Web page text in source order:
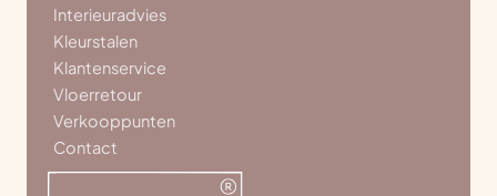
Interieuradvies
Kleurstalen
Klantenservice
Vloerretour
Verkooppunten
Contact